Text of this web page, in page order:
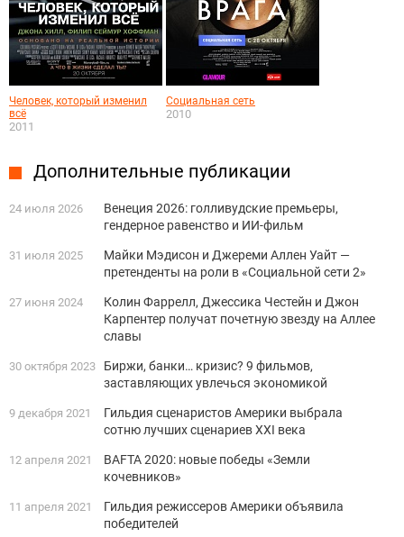
Человек, который изменил
всё
2011
Социальная сеть
2010
Дополнительные публикации
24 июля 2026
Венеция 2026: голливудские премьеры,
гендерное равенство и ИИ-фильм
31 июля 2025
Майки Мэдисон и Джереми Аллен Уайт —
претенденты на роли в «Социальной сети 2»
27 июня 2024
Колин Фаррелл, Джессика Честейн и Джон
Карпентер получат почетную звезду на Аллее
славы
30 октября 2023
Биржи, банки… кризис? 9 фильмов,
заставляющих увлечься экономикой
9 декабря 2021
Гильдия сценаристов Америки выбрала
сотню лучших сценариев XXI века
12 апреля 2021
BAFTA 2020: новые победы «Земли
кочевников»
11 апреля 2021
Гильдия режиссеров Америки объявила
победителей